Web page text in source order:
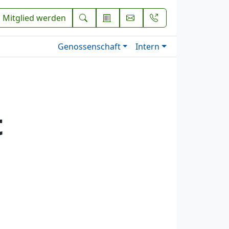
Mitglied werden
Genossenschaft Intern